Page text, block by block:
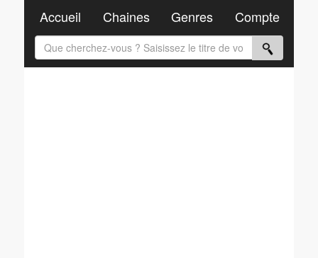
Accueil Chaines Genres Compte